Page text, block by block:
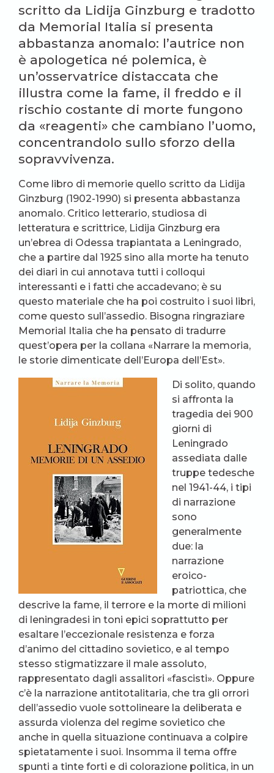
scritto da Lidija Ginzburg e tradotto
da Memorial Italia si presenta
abbastanza anomalo: l’autrice non
è apologetica né polemica, è
un’osservatrice distaccata che
illustra come la fame, il freddo e il
rischio costante di morte fungono
da «reagenti» che cambiano l’uomo,
concentrandolo sullo sforzo della
sopravvivenza.
Come libro di memorie quello scritto da Lidija
Ginzburg (1902-1990) si presenta abbastanza
anomalo. Critico letterario, studiosa di
letteratura e scrittrice, Lidija Ginzburg era
un’ebrea di Odessa trapiantata a Leningrado,
che a partire dal 1925 sino alla morte ha tenuto
dei diari in cui annotava tutti i colloqui
interessanti e i fatti che accadevano; è su
questo materiale che ha poi costruito i suoi libri,
come questo sull’assedio. Bisogna ringraziare
Memorial Italia che ha pensato di tradurre
quest’opera per la collana «Narrare la memoria,
le storie dimenticate dell’Europa dell’Est».
Di solito, quando
si affronta la
tragedia dei 900
giorni di
Leningrado
assediata dalle
truppe tedesche
nel 1941-44, i tipi
di narrazione
sono
generalmente
due: la
narrazione
eroico-
patriottica, che
descrive la fame, il terrore e la morte di milioni
di leningradesi in toni epici soprattutto per
esaltare l’eccezionale resistenza e forza
d’animo del cittadino sovietico, e al tempo
stesso stigmatizzare il male assoluto,
rappresentato dagli assalitori «fascisti». Oppure
c’è la narrazione antitotalitaria, che tra gli orrori
dell’assedio vuole sottolineare la deliberata e
assurda violenza del regime sovietico che
anche in quella situazione continuava a colpire
spietatamente i suoi. Insomma il tema offre
spunti a tinte forti e di colorazione politica, in un